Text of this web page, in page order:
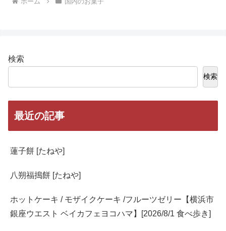
検索
検索
最近の記事
蓮子餅 [たねや]
八朔福搗餅 [たねや]
ホットケーキ / モザイクケーキ /フルーツゼリー【横浜市
銀座ウエスト ベイカフェヨコハマ】[2026/8/1 食べ歩き]